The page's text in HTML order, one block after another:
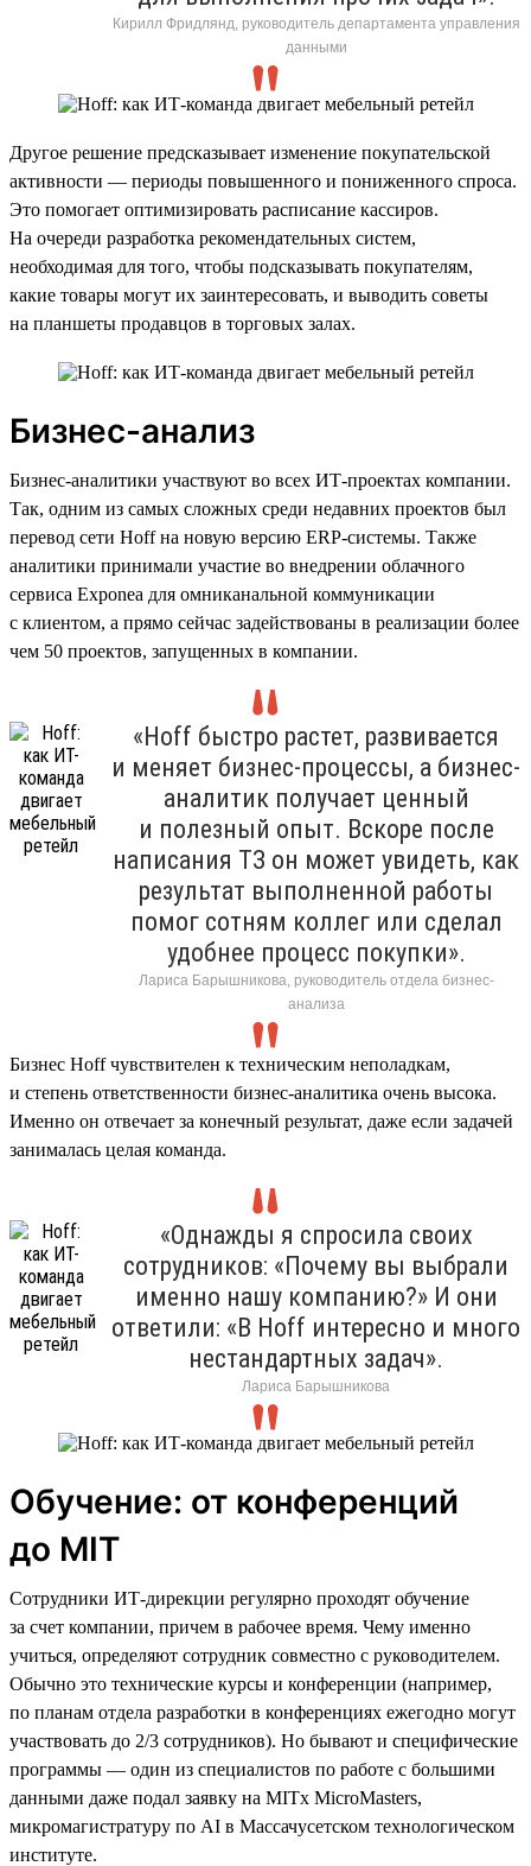
Кирилл Фридлянд, руководитель департамента управления
данными
Другое решение предсказывает изменение покупательской
активности — периоды повышенного и пониженного спроса.
Это помогает оптимизировать расписание кассиров.
На очереди разработка рекомендательных систем,
необходимая для того, чтобы подсказывать покупателям,
какие товары могут их заинтересовать, и выводить советы
на планшеты продавцов в торговых залах.
Бизнес-анализ
Бизнес-аналитики участвуют во всех ИТ-проектах компании.
Так, одним из самых сложных среди недавних проектов был
перевод сети Hoff на новую версию ERP-системы. Также
аналитики принимали участие во внедрении облачного
сервиса Exponea для омниканальной коммуникации
с клиентом, а прямо сейчас задействованы в реализации более
чем 50 проектов, запущенных в компании.
«Hoff быстро растет, развивается
и меняет бизнес-процессы, а бизнес-
аналитик получает ценный
и полезный опыт. Вскоре после
написания ТЗ он может увидеть, как
результат выполненной работы
помог сотням коллег или сделал
удобнее процесс покупки».
Лариса Барышникова, руководитель отдела бизнес-
анализа
Бизнес Hoff чувствителен к техническим неполадкам,
и степень ответственности бизнес-аналитика очень высока.
Именно он отвечает за конечный результат, даже если задачей
занималась целая команда.
«Однажды я спросила своих
сотрудников: «Почему вы выбрали
именно нашу компанию?» И они
ответили: «В Hoff интересно и много
нестандартных задач».
Лариса Барышникова
Обучение: от конференций
до MIT
Сотрудники ИТ-дирекции регулярно проходят обучение
за счет компании, причем в рабочее время. Чему именно
учиться, определяют сотрудник совместно с руководителем.
Обычно это технические курсы и конференции (например,
по планам отдела разработки в конференциях ежегодно могут
участвовать до 2/3 сотрудников). Но бывают и специфические
программы — один из специалистов по работе с большими
данными даже подал заявку на MITx MicroMasters,
микромагистратуру по AI в Массачусетском технологическом
институте.